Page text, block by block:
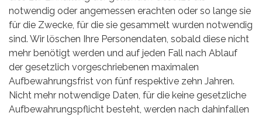
notwendig oder angemessen erachten oder so lange sie
für die Zwecke, für die sie gesammelt wurden notwendig
sind. Wir löschen Ihre Personendaten, sobald diese nicht
mehr benötigt werden und auf jeden Fall nach Ablauf
der gesetzlich vorgeschriebenen maximalen
Aufbewahrungsfrist von fünf respektive zehn Jahren.
Nicht mehr notwendige Daten, für die keine gesetzliche
Aufbewahrungspflicht besteht, werden nach dahinfallen